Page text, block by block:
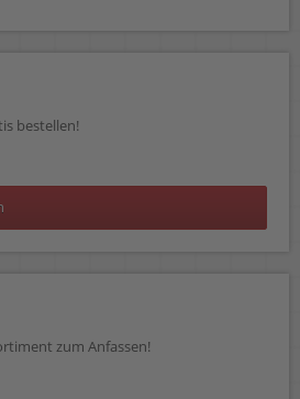
bestellen!
zum Anfassen!